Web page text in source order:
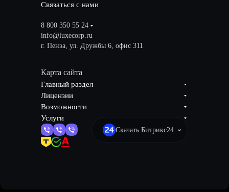
Связаться с нами
8 800 350 55 24
info@luxecorp.ru
г. Пенза, ул. Дружбы 6, офис 311
Карта сайта
Главный раздел
Лицензии
Возможности
Услуги
Скачать Битрикс24